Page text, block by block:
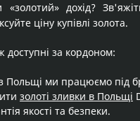
«золотий» дохід?
ціну купівлі золота.
доступні за кордоном:
Польщі ми працюємо під
золоті зливки в Польщі
якості та безпеки.